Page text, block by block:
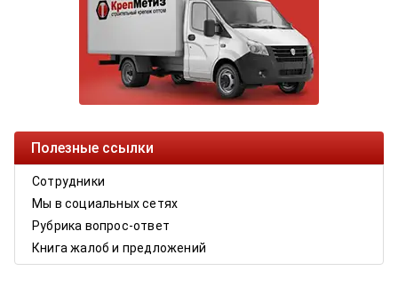
Полезные ссылки
Сотрудники
Мы в социальных сетях
Рубрика вопрос-ответ
Книга жалоб и предложений